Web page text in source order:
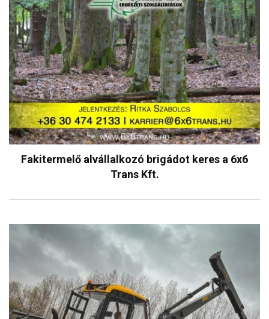
Fakitermelő alvállalkozó brigádot keres a 6x6
Trans Kft.